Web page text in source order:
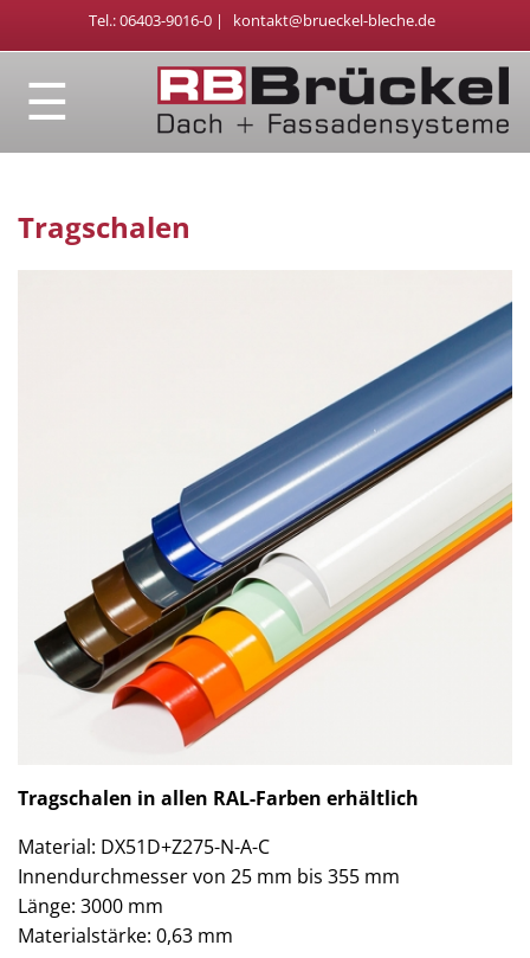
Tel.: 06403-9016-0 | kontakt@brueckel-bleche.de
☰
Tragschalen
Tragschalen in allen RAL-Farben erhältlich
Material: DX51D+Z275-N-A-C
Innendurchmesser von 25 mm bis 355 mm
Länge: 3000 mm
Materialstärke: 0,63 mm